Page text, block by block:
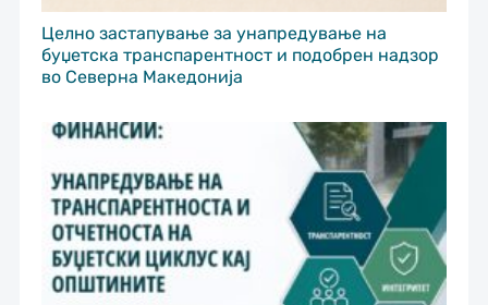
Целно застапување за унапредување на
буџетска транспарентност и подобрен надзор
во Северна Македонија